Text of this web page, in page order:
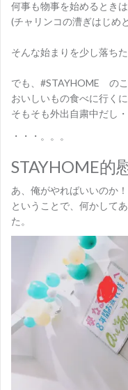
何事も物事を始めるとき
(チャリンコの漕ぎはじめ
そんな始まりを少し落ち
でも、#STAYHOME のこ
おいしいもの食べに行く
そもそも外出自粛中だし・
・・・。。。
STAYHOME的
あ、俺がやればいいのか！
ということで、何かして
た。